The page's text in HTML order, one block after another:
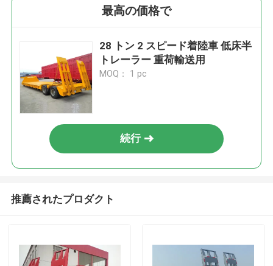
最高の価格で
28 トン 2 スピード着陸車 低床半
トレーラー 重荷輸送用
MOQ： 1 pc
続行
推薦されたプロダクト